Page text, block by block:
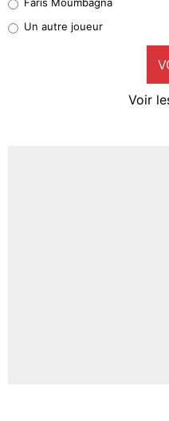
9%
Un autre joueur
Voir